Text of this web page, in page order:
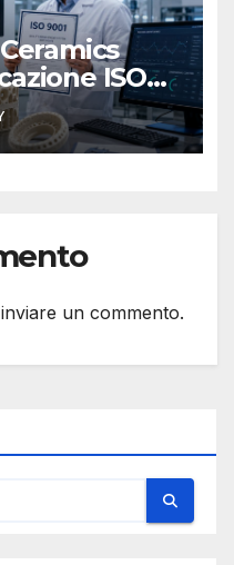
ISO
3D di
un commento.